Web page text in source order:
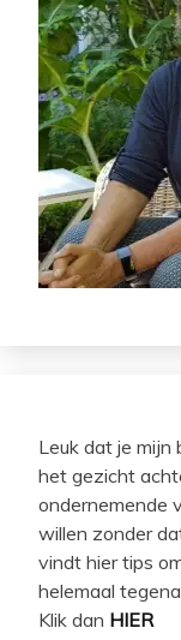
Leuk dat je mijn
het gezicht
ondernemende
willen zonder
vindt hier tips
helemaal
Klik dan HIER